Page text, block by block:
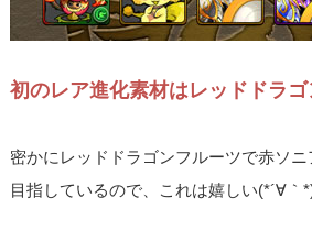
初のレア進化素材はレッドドラ
密かにレッドドラゴンフルーツで赤ソ
目指しているので、これは嬉しい(*´∀｀